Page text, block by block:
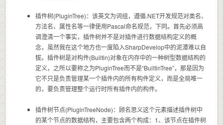
插件树(PluginTree)：该英文为词组，遵循.NET开发规范对类名、
方法名、属性名等一律使用Pascal命名规范，下同。首先必须高
调澄清一个事实，插件树并不是对插件进行数据结构定义的概
念，虽然我在这个地方也一度陷入SharpDevelop中的泥潭难以自
拔。插件树是对构件(Builtin)对象在内存中的一种树型数据结构的
定义，之所以要称之为PluginTree而不是“BuiltinTree”，那是因为
它不只是负责管理某一个插件内的所有构件定义，而是全局唯一
的，要负责管理整个运行时所有插件内的构件。
插件树节点(PluginTreeNode)：顾名思义这个元素描述插件树中
的某个节点的数据结构，主要包含两个构成：1、该节点在插件树